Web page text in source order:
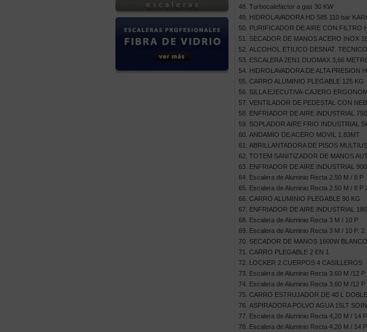
Turbocalefactor a gas 30 KW
HIDROLAVADORA HD 585 110 bar
PURIFICADOR DE AIRE CON FILTRO
SECADOR DE MANOS ACERO INOX
ALCOHOL ETILICO DESNAT.
ESCALERA 2EN1 DUOMAX 3,66
HIDROLAVADORA DE ALTA PRESION
CARRO ALUMINIO PLEGABLE 125 KG
SILLA EJECUTIVA-CAJERO
VENTILADOR DE PEDESTAL CON
ENFRIADOR DE AIRE INDUSTRIAL
SOPLADOR AIRE FRIO INDUSTRIAL
ANDAMIO DE ACERO MOVIL 1.83MT
ABRILLANTADORA DE PISOS
TOTEM SANITIZADOR DE MANOS
ENFRIADOR DE AIRE INDUSTRIAL
Escalera de Aluminio Recta 2.50 M / 8 P
Escalera de Aluminio Recta 2.50 M / 8 P
CARRO ALUMINIO PLEGABLE 90 KG
ENFRIADOR DE AIRE INDUSTRIAL
Escalera de Aluminio Recta 3 M / 10 P.
Escalera de Aluminio Recta 3 M / 10 P. 2
SECADOR DE MANOS 1600W BLANCO
CARRO PLEGABLE 2 EN 1
LOCKER 2 CUERPOS 4 CASILLEROS
Escalera de Aluminio Recta 3.60 M /12 P
Escalera de Aluminio Recta 3.60 M /12 P
CARRO ESTRUJADOR DE 40 L
ASPIRADORA POLVO AGUA 15LT SOIN
Escalera de Aluminio Recta 4,20 M / 14 P
Escalera de Aluminio Recta 4,20 M / 14